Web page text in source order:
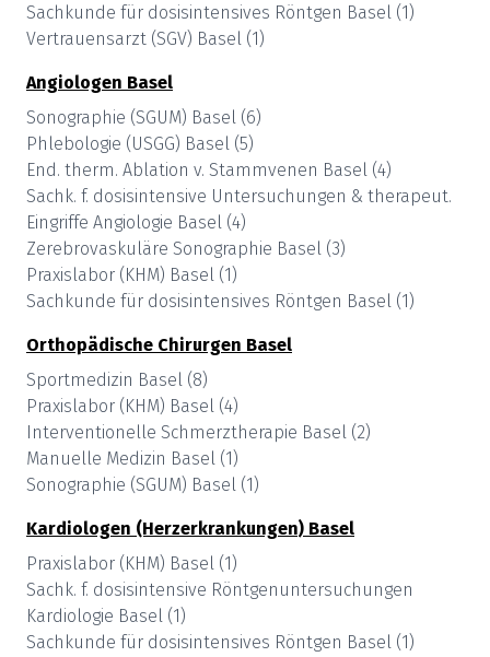
Sachkunde für dosisintensives Röntgen Basel (1)
Vertrauensarzt (SGV) Basel (1)
Angiologen Basel
Sonographie (SGUM) Basel (6)
Phlebologie (USGG) Basel (5)
End. therm. Ablation v. Stammvenen Basel (4)
Sachk. f. dosisintensive Untersuchungen & therapeut.
Eingriffe Angiologie Basel (4)
Zerebrovaskuläre Sonographie Basel (3)
Praxislabor (KHM) Basel (1)
Sachkunde für dosisintensives Röntgen Basel (1)
Orthopädische Chirurgen Basel
Sportmedizin Basel (8)
Praxislabor (KHM) Basel (4)
Interventionelle Schmerztherapie Basel (2)
Manuelle Medizin Basel (1)
Sonographie (SGUM) Basel (1)
Kardiologen (Herzerkrankungen) Basel
Praxislabor (KHM) Basel (1)
Sachk. f. dosisintensive Röntgenuntersuchungen
Kardiologie Basel (1)
Sachkunde für dosisintensives Röntgen Basel (1)